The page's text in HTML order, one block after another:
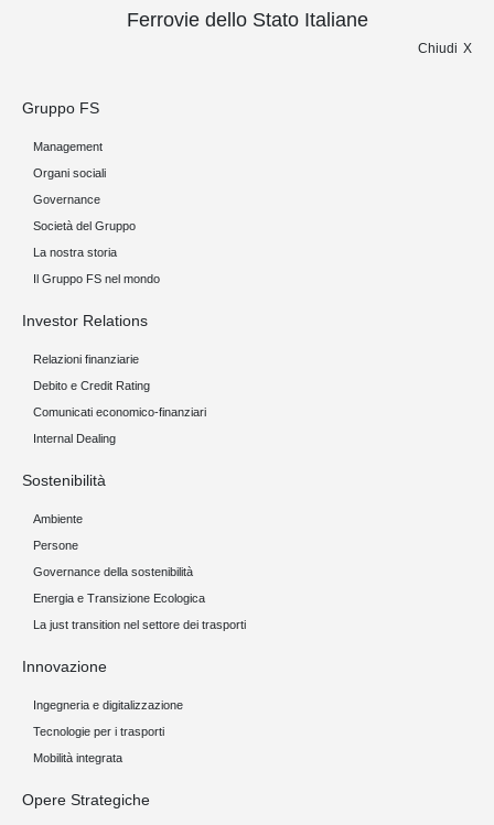
Ferrovie dello Stato Italiane
Chiudi
Gruppo FS
Management
Organi sociali
Governance
Società del Gruppo
La nostra storia
Il Gruppo FS nel mondo
Investor Relations
Relazioni finanziarie
Debito e Credit Rating
Comunicati economico-finanziari
Internal Dealing
Sostenibilità
Ambiente
Persone
Governance della sostenibilità
Energia e Transizione Ecologica
La just transition nel settore dei trasporti
Innovazione
Ingegneria e digitalizzazione
Tecnologie per i trasporti
Mobilità integrata
Opere Strategiche